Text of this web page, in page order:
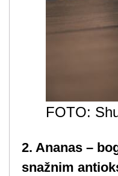
FOTO:
2. Ananas –
snažnim